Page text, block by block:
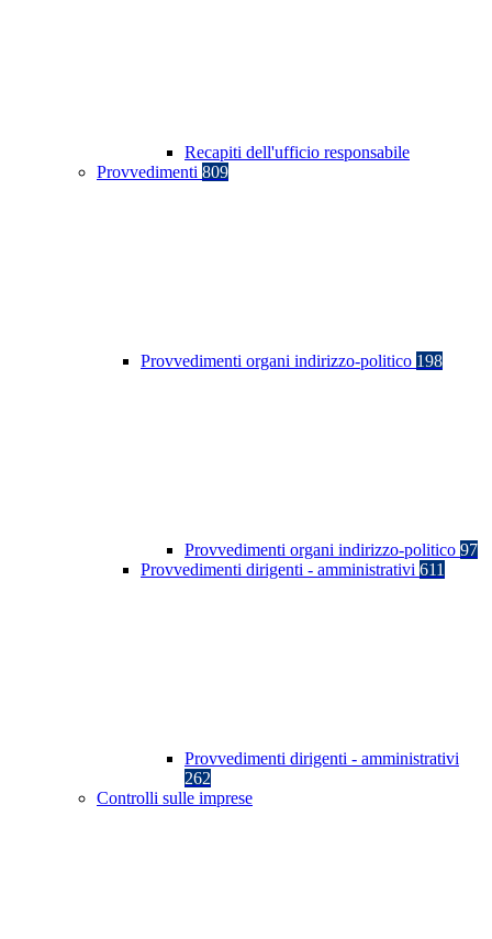
Recapiti dell'ufficio responsabile
Provvedimenti 809
Provvedimenti organi indirizzo-politico 198
Provvedimenti organi indirizzo-politico 97
Provvedimenti dirigenti - amministrativi 611
Provvedimenti dirigenti - amministrativi
262
Controlli sulle imprese